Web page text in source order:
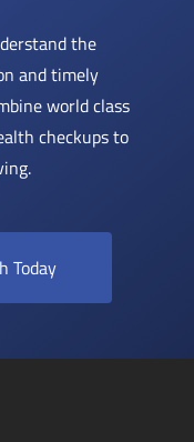
the
and timely
world class
checkups to
Today